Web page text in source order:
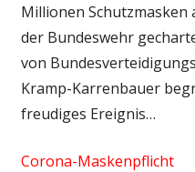
Millionen Schutzmasken
der Bundeswehr
von
Kramp-Karrenbauer
freudiges Ereignis…
Corona-Maskenpflicht